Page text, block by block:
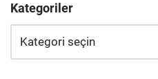
Kategoriler